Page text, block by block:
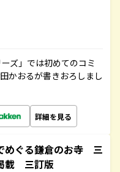
ズ」では初めてのコミ
かおるが書きおろしまし
詳細を見る
めぐる鎌倉のお寺 三
載 三訂版